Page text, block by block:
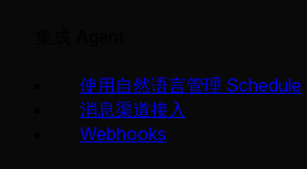
使用自然语言管理 Schedule
消息渠道接入
Webhooks